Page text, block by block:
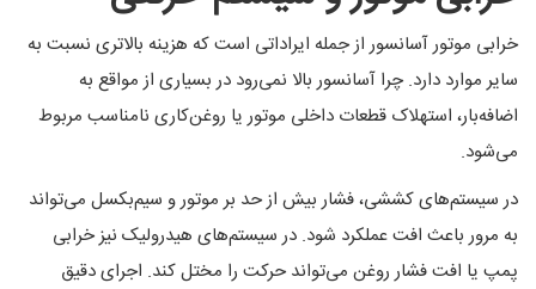
خرابی موتور آسانسور از جمله ایراداتی است که هزینه بالاتری نسبت به
سایر موارد دارد. چرا آسانسور بالا نمی‌رود در بسیاری از مواقع به
اضافه‌بار، استهلاک قطعات داخلی موتور یا روغن‌کاری نامناسب مربوط
می‌شود.
در سیستم‌های کششی، فشار بیش از حد بر موتور و سیم‌بکسل می‌تواند
به مرور باعث افت عملکرد شود. در سیستم‌های هیدرولیک نیز خرابی
پمپ یا افت فشار روغن می‌تواند حرکت را مختل کند. اجرای دقیق